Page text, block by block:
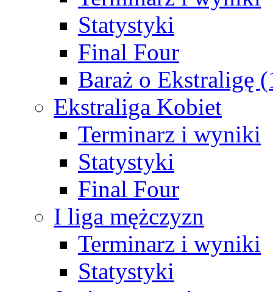
Statystyki
Final Four
Baraż o Ekstraligę
Ekstraliga Kobiet
Terminarz i wyniki
Statystyki
Final Four
I liga mężczyzn
Terminarz i wyniki
Statystyki